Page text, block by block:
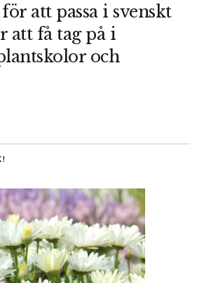
att passa i svenskt
att få tag på i
och